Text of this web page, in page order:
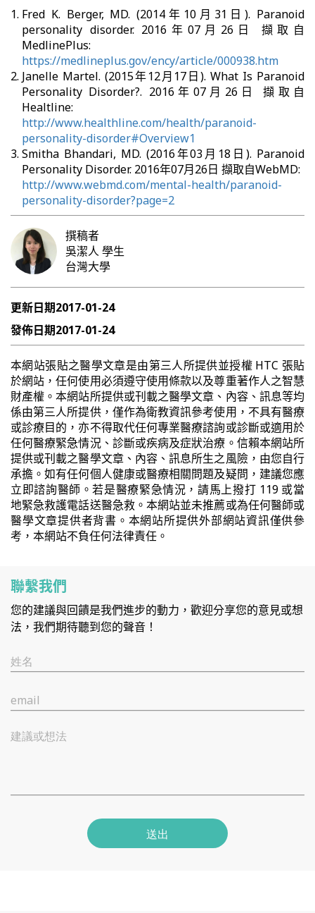
Fred K. Berger, MD. (2014年10月31日). Paranoid
personality disorder. 2016年07月26日 擷取自
MedlinePlus:
https://medlineplus.gov/ency/article/000938.htm
Janelle Martel. (2015年12月17日). What Is Paranoid
Personality Disorder?. 2016年07月26日 擷取自
Healtline:
http://www.healthline.com/health/paranoid-
personality-disorder#Overview1
Smitha Bhandari, MD. (2016年03月18日). Paranoid
Personality Disorder. 2016年07月26日 擷取自WebMD:
http://www.webmd.com/mental-health/paranoid-
personality-disorder?page=2
撰稿者
吳潔人 學生
台灣大學
更新日期2017-01-24
發佈日期2017-01-24
本網站張貼之醫學文章是由第三人所提供並授權 HTC 張貼
於網站，任何使用必須遵守使用條款以及尊重著作人之智慧
財產權。本網站所提供或刊載之醫學文章、內容、訊息等均
係由第三人所提供，僅作為衛教資訊參考使用，不具有醫療
或診療目的，亦不得取代任何專業醫療諮詢或診斷或適用於
任何醫療緊急情況、診斷或疾病及症狀治療。信賴本網站所
提供或刊載之醫學文章、內容、訊息所生之風險，由您自行
承擔。如有任何個人健康或醫療相關問題及疑問，建議您應
立即諮詢醫師。若是醫療緊急情況，請馬上撥打 119 或當
地緊急救護電話送醫急救。本網站並未推薦或為任何醫師或
醫學文章提供者背書。本網站所提供外部網站資訊僅供參
考，本網站不負任何法律責任。
聯繫我們
您的建議與回饋是我們進步的動力，歡迎分享您的意見或想
法，我們期待聽到您的聲音！
姓名
email
建議或想法
送出